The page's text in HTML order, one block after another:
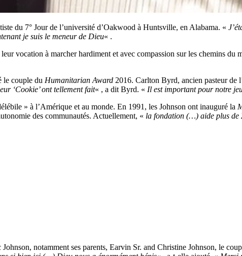
du 7° Jour de l’université d’Oakwood à Huntsville, en Alabama. «
je suis le meneur de Dieu« .
vocation à marcher hardiment et avec compassion sur les chemins du
le couple du Humanitarian Award 2016. Carlton Byrd, ancien pasteur de
‘Cookie’ ont tellement fait« , a dit Byrd. « Il est important pour notre
» à l’Amérique et au monde. En 1991, les Johnson ont inauguré la
des communautés. Actuellement, « la fondation (…) aide plus de
notamment ses parents, Earvin Sr. and Christine Johnson, le